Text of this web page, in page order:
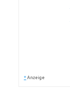
* Anzeige